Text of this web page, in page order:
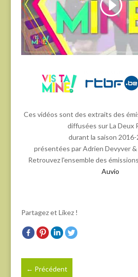
Ces vidéos sont des extraits des
diffusées sur La Deux
durant la saison
présentées par Adrien Devyver
Retrouvez l'ensemble des
Auvio
Partagez et Likez !
← Précédent